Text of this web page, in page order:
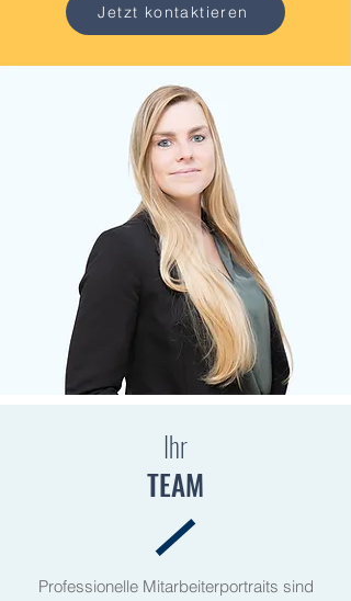
Jetzt kontaktieren
Ihr
TEAM
Professionelle Mitarbeiterportraits sind